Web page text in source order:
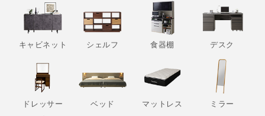
キャビネット シェルフ 食器棚 デスク
ドレッサー ベッド マットレス ミラー